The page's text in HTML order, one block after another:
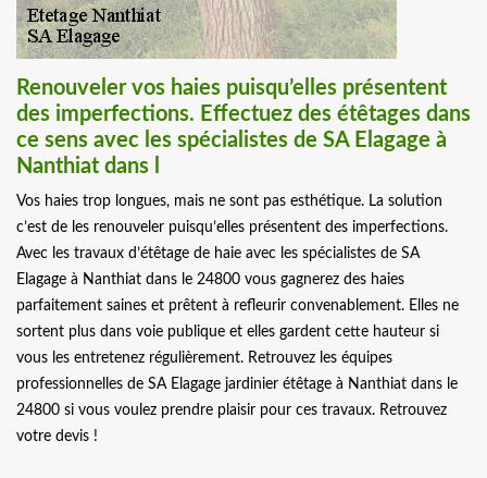
Renouveler vos haies puisqu’elles présentent
des imperfections. Effectuez des étêtages dans
ce sens avec les spécialistes de SA Elagage à
Nanthiat dans l
Vos haies trop longues, mais ne sont pas esthétique. La solution
c’est de les renouveler puisqu’elles présentent des imperfections.
Avec les travaux d’étêtage de haie avec les spécialistes de SA
Elagage à Nanthiat dans le 24800 vous gagnerez des haies
parfaitement saines et prêtent à refleurir convenablement. Elles ne
sortent plus dans voie publique et elles gardent cette hauteur si
vous les entretenez régulièrement. Retrouvez les équipes
professionnelles de SA Elagage jardinier étêtage à Nanthiat dans le
24800 si vous voulez prendre plaisir pour ces travaux. Retrouvez
votre devis !